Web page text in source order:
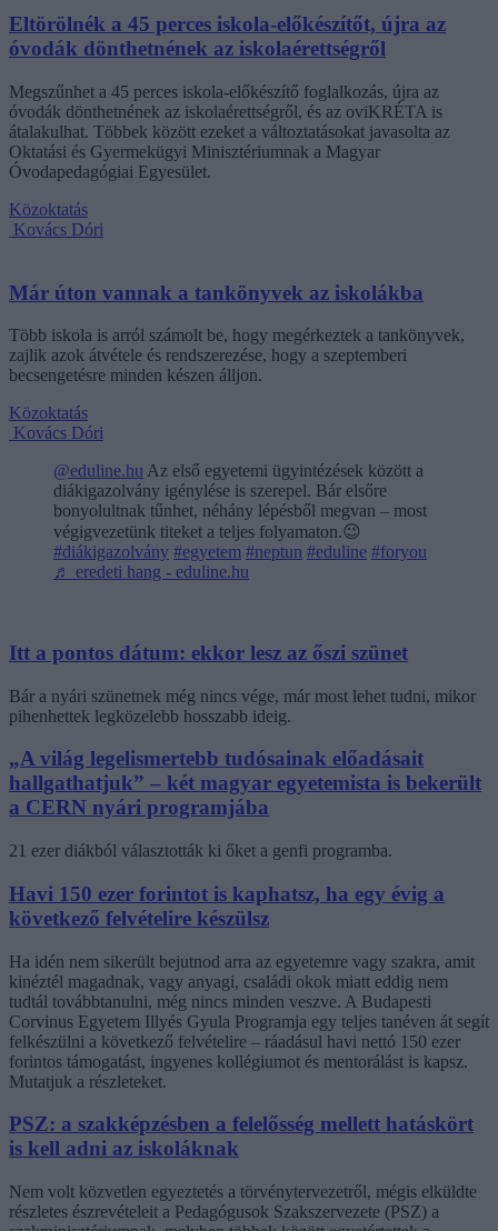
Eltörölnék a 45 perces iskola-előkészítőt, újra az
óvodák dönthetnének az iskolaérettségről
Megszűnhet a 45 perces iskola-előkészítő foglalkozás, újra az
óvodák dönthetnének az iskolaérettségről, és az oviKRÉTA is
átalakulhat. Többek között ezeket a változtatásokat javasolta az
Oktatási és Gyermekügyi Minisztériumnak a Magyar
Óvodapedagógiai Egyesület.
Közoktatás
Kovács Dóri
Már úton vannak a tankönyvek az iskolákba
Több iskola is arról számolt be, hogy megérkeztek a tankönyvek,
zajlik azok átvétele és rendszerezése, hogy a szeptemberi
becsengetésre minden készen álljon.
Közoktatás
Kovács Dóri
@eduline.hu Az első egyetemi ügyintézések között a
diákigazolvány igénylése is szerepel. Bár elsőre
bonyolultnak tűnhet, néhány lépésből megvan – most
végigvezetünk titeket a teljes folyamaton.😉
#diákigazolvány #egyetem #neptun #eduline #foryou
♬ eredeti hang - eduline.hu
Itt a pontos dátum: ekkor lesz az őszi szünet
Bár a nyári szünetnek még nincs vége, már most lehet tudni, mikor
pihenhettek legközelebb hosszabb ideig.
„A világ legelismertebb tudósainak előadásait
hallgathatjuk” – két magyar egyetemista is bekerült
a CERN nyári programjába
21 ezer diákból választották ki őket a genfi programba.
Havi 150 ezer forintot is kaphatsz, ha egy évig a
következő felvételire készülsz
Ha idén nem sikerült bejutnod arra az egyetemre vagy szakra, amit
kinéztél magadnak, vagy anyagi, családi okok miatt eddig nem
tudtál továbbtanulni, még nincs minden veszve. A Budapesti
Corvinus Egyetem Illyés Gyula Programja egy teljes tanéven át segít
felkészülni a következő felvételire – ráadásul havi nettó 150 ezer
forintos támogatást, ingyenes kollégiumot és mentorálást is kapsz.
Mutatjuk a részleteket.
PSZ: a szakképzésben a felelősség mellett hatáskört
is kell adni az iskoláknak
Nem volt közvetlen egyeztetés a törvénytervezetről, mégis elküldte
részletes észrevételeit a Pedagógusok Szakszervezete (PSZ) a